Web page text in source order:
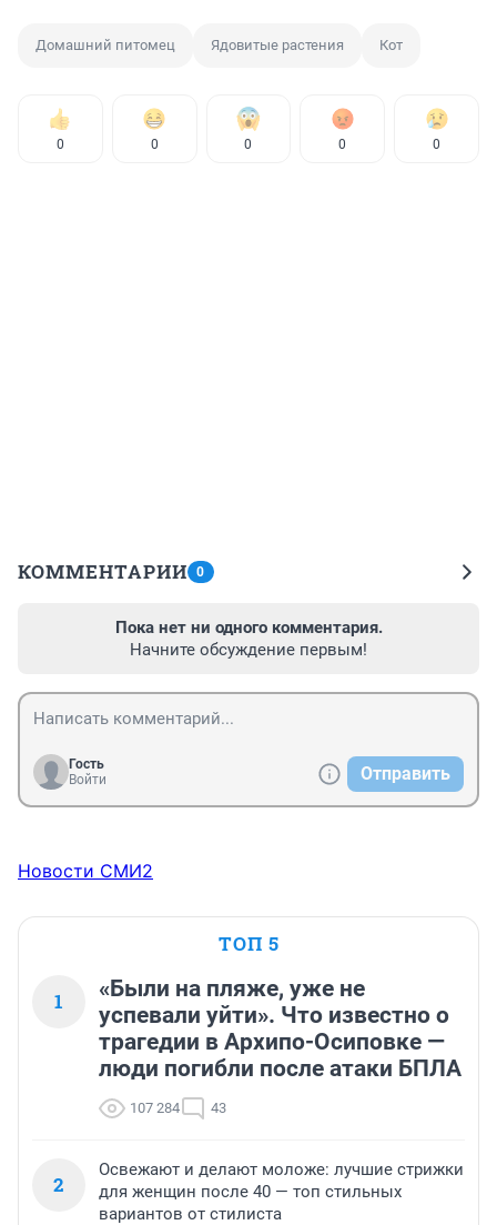
Домашний питомец Ядовитые растения Кот
0 0 0 0 0
КОММЕНТАРИИ 0
Пока нет ни одного комментария.
Начните обсуждение первым!
Гость
Войти
Отправить
Новости СМИ2
ТОП 5
1
«Были на пляже, уже не
успевали уйти». Что известно о
трагедии в Архипо-Осиповке —
люди погибли после атаки БПЛА
107 284 43
2
Освежают и делают моложе: лучшие стрижки
для женщин после 40 — топ стильных
вариантов от стилиста